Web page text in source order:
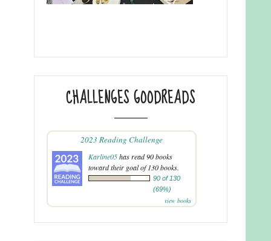
CHALLENGES GOODREADS
2023 Reading Challenge
Karline05has read 90 books
toward their goal of 130 books.
90 of 130
(69%)
view books